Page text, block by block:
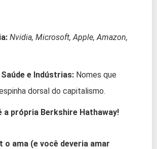
Nvidia, Microsoft, Apple, Amazon,
e Indústrias: Nomes que
dorsal do capitalismo.
a própria Berkshire Hathaway!
ama (e você deveria amar